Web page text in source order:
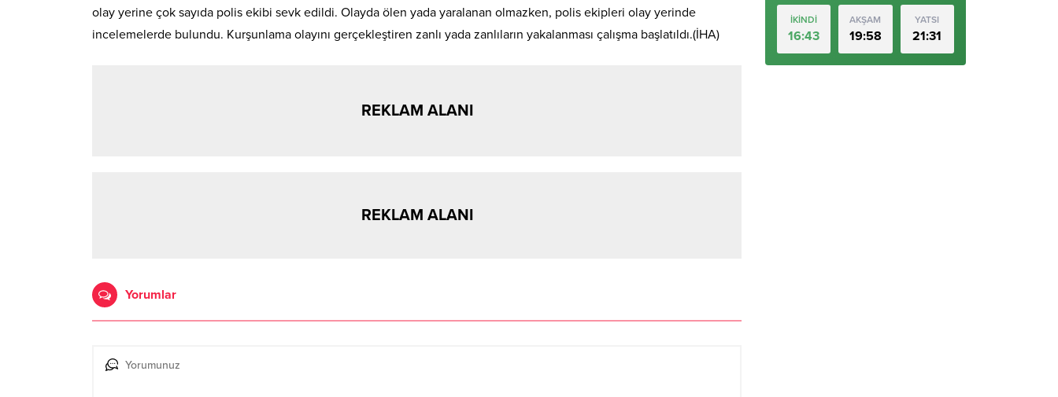
olay yerine çok sayıda polis ekibi sevk edildi. Olayda ölen yada yaralanan olmazken, polis ekipleri olay yerinde
incelemelerde bulundu. Kurşunlama olayını gerçekleştiren zanlı yada zanlıların yakalanması çalışma başlatıldı.(İHA)
REKLAM ALANI
REKLAM ALANI
Yorumlar
İKİNDİ
16:43
AKŞAM
19:58
YATSI
21:31